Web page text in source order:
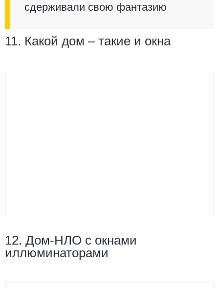
сдерживали свою фантазию
11. Какой дом – такие и окна
12. Дом-НЛО с окнами
иллюминаторами